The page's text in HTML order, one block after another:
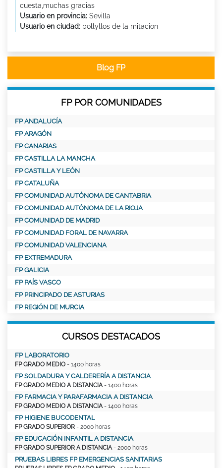
cuesta,muchas gracias
Usuario en provincia: Sevilla
Usuario en ciudad: bollyllos de la mitacion
Blog FP
FP POR COMUNIDADES
FP ANDALUCÍA
FP ARAGÓN
FP CANARIAS
FP CASTILLA LA MANCHA
FP CASTILLA Y LEÓN
FP CATALUÑA
FP COMUNIDAD AUTÓNOMA DE CANTABRIA
FP COMUNIDAD AUTÓNOMA DE LA RIOJA
FP COMUNIDAD DE MADRID
FP COMUNIDAD FORAL DE NAVARRA
FP COMUNIDAD VALENCIANA
FP EXTREMADURA
FP GALICIA
FP PAÍS VASCO
FP PRINCIPADO DE ASTURIAS
FP REGIÓN DE MURCIA
CURSOS DESTACADOS
FP LABORATORIO
FP GRADO MEDIO - 1400 horas
FP SOLDADURA Y CALDERERÍA A DISTANCIA
FP GRADO MEDIO A DISTANCIA - 1400 horas
FP FARMACIA Y PARAFARMACIA A DISTANCIA
FP GRADO MEDIO A DISTANCIA - 1400 horas
FP HIGIENE BUCODENTAL
FP GRADO SUPERIOR - 2000 horas
FP EDUCACIÓN INFANTIL A DISTANCIA
FP GRADO SUPERIOR A DISTANCIA - 2000 horas
PRUEBAS LIBRES FP EMERGENCIAS SANITARIAS